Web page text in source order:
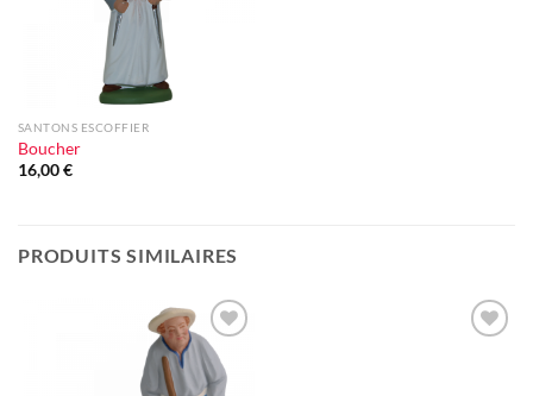
SANTONS ESCOFFIER
Boucher
16,00€
PRODUITS SIMILAIRES
Ajouter
à la liste
d'envie